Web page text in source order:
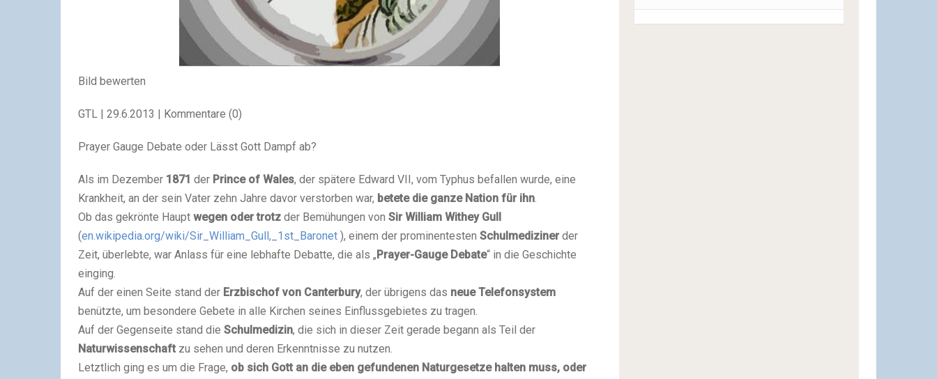
Bild bewerten
GTL | 29.6.2013 | Kommentare (0)
Prayer Gauge Debate oder Lässt Gott Dampf ab?
Als im Dezember 1871 der Prince of Wales, der spätere Edward VII, vom Typhus befallen wurde, eine
Krankheit, an der sein Vater zehn Jahre davor verstorben war, betete die ganze Nation für ihn.
Ob das gekrönte Haupt wegen oder trotz der Bemühungen von Sir William Withey Gull
(en.wikipedia.org/wiki/Sir_William_Gull,_1st_Baronet ), einem der prominentesten Schulmediziner der
Zeit, überlebte, war Anlass für eine lebhafte Debatte, die als „Prayer-Gauge Debate“ in die Geschichte
einging.
Auf der einen Seite stand der Erzbischof von Canterbury, der übrigens das neue Telefonsystem
benützte, um besondere Gebete in alle Kirchen seines Einflussgebietes zu tragen.
Auf der Gegenseite stand die Schulmedizin, die sich in dieser Zeit gerade begann als Teil der
Naturwissenschaft zu sehen und deren Erkenntnisse zu nutzen.
Letztlich ging es um die Frage, ob sich Gott an die eben gefundenen Naturgesetze halten muss, oder